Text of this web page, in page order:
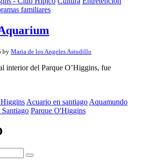
familiares
by Maria de los Angeles Astudillo
interior del Parque O’Higgins, fue
Acuario en santiago Aquamundo
Santiago Parque O'Higgins